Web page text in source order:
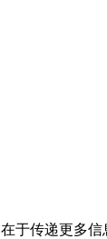
于传递更多